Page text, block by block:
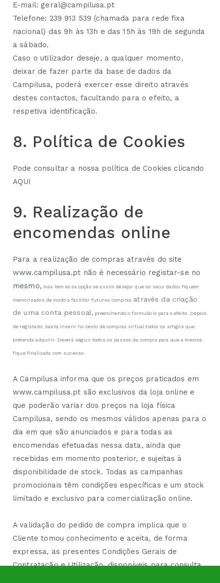
E-mail: geral@campilusa.pt
Telefone: 239 913 539 (chamada para rede fixa
nacional) das 9h às 13h e das 15h às 19h de segunda
a sábado.
Caso o utilizador deseje, a qualquer momento,
deixar de fazer parte da base de dados da
Campilusa, poderá exercer esse direito através
destes contactos, facultando para o efeito, a
respetiva identificação.
8. Política de Cookies
Pode consultar a nossa política de Cookies clicando
AQUI
9. Realização de
encomendas online
Para a realização de compras através do site
www.campilusa.pt não é necessário registar-se no
mesmo, mas tem essa opção se assim desejar que os seus dados fiquem
memorizados de modo a facilitar futuras compras através da criação
de uma conta pessoal, preenchendo o formulário para o efeito. Depois
de registado, basta inserir no cesto de compras virtual todos os artigos que
pretenda adquirir. Deverá seguir todos os passos da compra para que a mesma
fique finalizada com sucesso.
A Campilusa informa que os preços praticados em
www.campilusa.pt são exclusivos da loja online e
que poderão variar dos preços na loja física
Campilusa, sendo os mesmos válidos apenas para o
dia em que são anunciados e para todas as
encomendas efetuadas nessa data, ainda que
recebidas em momento posterior, e sujeitas à
disponibilidade de stock. Todas as campanhas
promocionais têm condições específicas e um stock
limitado e exclusivo para comercialização online.
A validação do pedido de compra implica que o
Cliente tomou conhecimento e aceita, de forma
expressa, as presentes Condições Gerais de
Contratação e Utilização, disponíveis para consulta